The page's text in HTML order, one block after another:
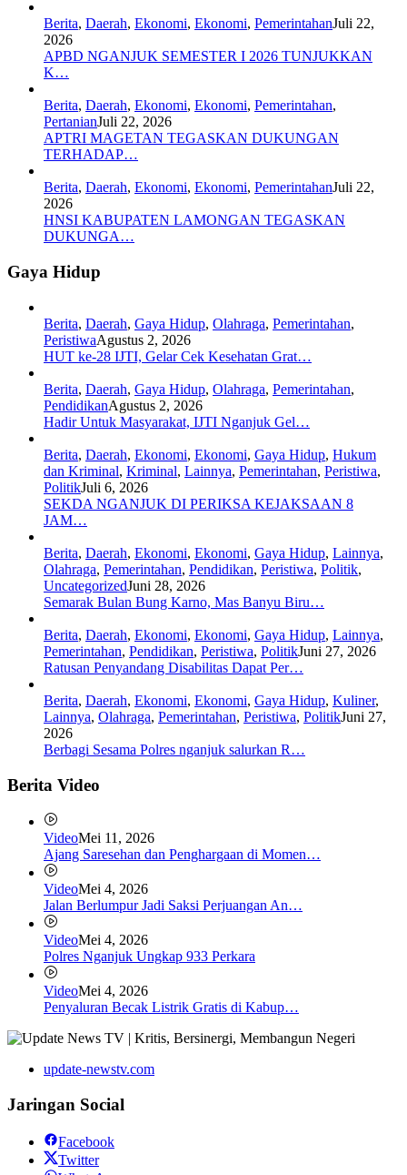
Berita, Daerah, Ekonomi, Ekonomi, PemerintahanJuli 22,
2026
APBD NGANJUK SEMESTER I 2026 TUNJUKKAN
K…
Berita, Daerah, Ekonomi, Ekonomi, Pemerintahan,
PertanianJuli 22, 2026
APTRI MAGETAN TEGASKAN DUKUNGAN
TERHADAP…
Berita, Daerah, Ekonomi, Ekonomi, PemerintahanJuli 22,
2026
HNSI KABUPATEN LAMONGAN TEGASKAN
DUKUNGA…
Gaya Hidup
Berita, Daerah, Gaya Hidup, Olahraga, Pemerintahan,
PeristiwaAgustus 2, 2026
HUT ke-28 IJTI, Gelar Cek Kesehatan Grat…
Berita, Daerah, Gaya Hidup, Olahraga, Pemerintahan,
PendidikanAgustus 2, 2026
Hadir Untuk Masyarakat, IJTI Nganjuk Gel…
Berita, Daerah, Ekonomi, Ekonomi, Gaya Hidup, Hukum
dan Kriminal, Kriminal, Lainnya, Pemerintahan, Peristiwa,
PolitikJuli 6, 2026
SEKDA NGANJUK DI PERIKSA KEJAKSAAN 8
JAM…
Berita, Daerah, Ekonomi, Ekonomi, Gaya Hidup, Lainnya,
Olahraga, Pemerintahan, Pendidikan, Peristiwa, Politik,
UncategorizedJuni 28, 2026
Semarak Bulan Bung Karno, Mas Banyu Biru…
Berita, Daerah, Ekonomi, Ekonomi, Gaya Hidup, Lainnya,
Pemerintahan, Pendidikan, Peristiwa, PolitikJuni 27, 2026
Ratusan Penyandang Disabilitas Dapat Per…
Berita, Daerah, Ekonomi, Ekonomi, Gaya Hidup, Kuliner,
Lainnya, Olahraga, Pemerintahan, Peristiwa, PolitikJuni 27,
2026
Berbagi Sesama Polres nganjuk salurkan R…
Berita Video
VideoMei 11, 2026
Ajang Saresehan dan Penghargaan di Momen…
VideoMei 4, 2026
Jalan Berlumpur Jadi Saksi Perjuangan An…
VideoMei 4, 2026
Polres Nganjuk Ungkap 933 Perkara
VideoMei 4, 2026
Penyaluran Becak Listrik Gratis di Kabup…
update-newstv.com
Jaringan Social
Facebook
Twitter